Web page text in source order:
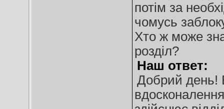
потім за
чомусь
Хто ж може
розділ?
Наш ответ:
Добрий день!